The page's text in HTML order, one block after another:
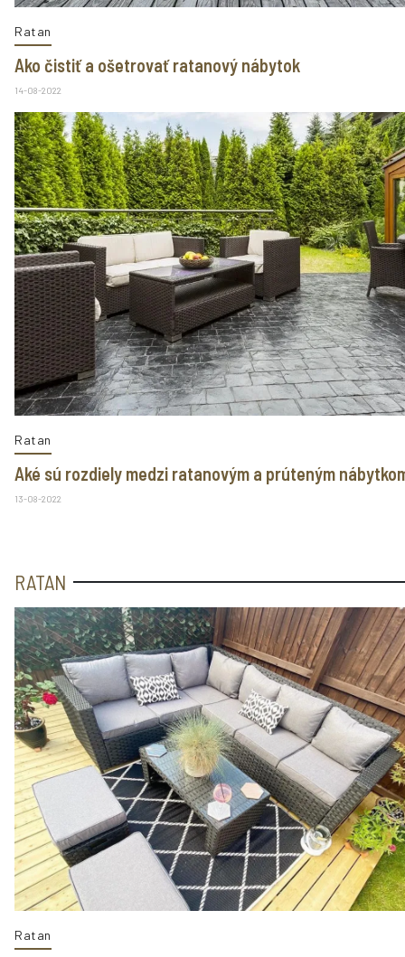
Ratan
Ako čistiť a ošetrovať ratanový nábytok
14-08-2022
Ratan
Aké sú rozdiely medzi ratanovým a prúteným
13-08-2022
RATAN
Ratan